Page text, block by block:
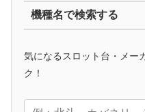
アニメタイアップ
機種名で検索する
気になるスロット台・メー
ク！